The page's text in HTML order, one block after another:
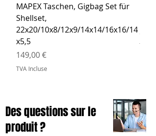
MAPEX Taschen, Gigbag Set für
Shellset,
22x20/10x8/12x9/14x14/16x16/14
x5,5
Prix
149,00 €
TVA Incluse
Prix
TVA
Des questions sur le
produit ?